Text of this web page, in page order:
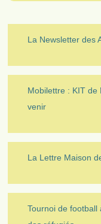
La Newsletter des
Mobilettre : KIT de
venir
La Lettre Maison
Tournoi de football